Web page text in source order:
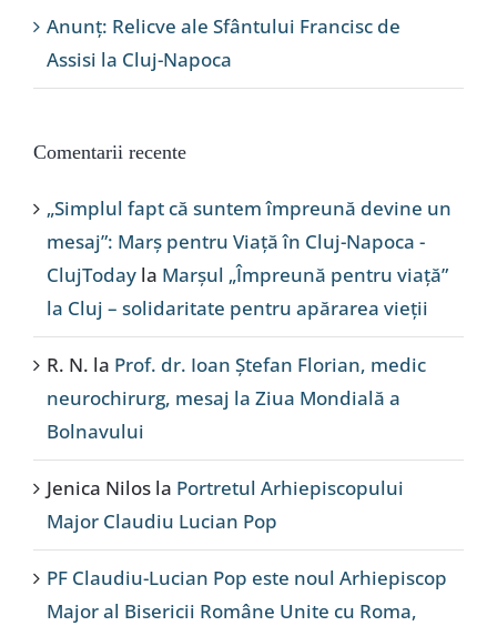
Anunț: Relicve ale Sfântului Francisc de
Assisi la Cluj-Napoca
Comentarii recente
„Simplul fapt că suntem împreună devine un
mesaj”: Marș pentru Viață în Cluj-Napoca -
ClujToday la Marșul „Împreună pentru viață”
la Cluj – solidaritate pentru apărarea vieții
R. N. la Prof. dr. Ioan Ștefan Florian, medic
neurochirurg, mesaj la Ziua Mondială a
Bolnavului
Jenica Nilos la Portretul Arhiepiscopului
Major Claudiu Lucian Pop
PF Claudiu-Lucian Pop este noul Arhiepiscop
Major al Bisericii Române Unite cu Roma,